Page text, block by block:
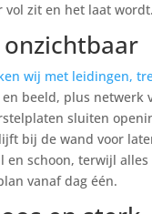
vol zit en het laat wordt.
wij met leidingen,
beeld, plus netwerk
sluiten
bij de wand voor
schoon, terwijl
vanaf dag één.